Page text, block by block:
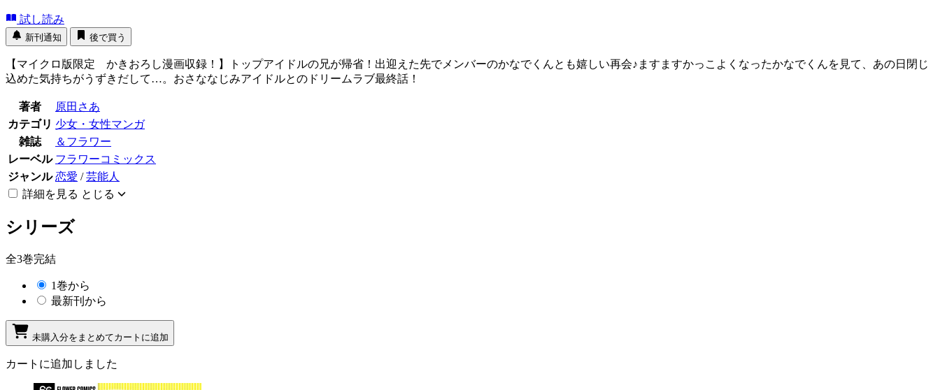
試し読み
新刊通知 後で買う
【マイクロ版限定 かきおろし漫画収録！】トップアイドルの兄が帰省！出迎えた先でメンバーのかなでくんとも嬉しい再会♪ますますかっこよくなったかなでくんを見て、あの日閉じ
込めた気持ちがうずきだして…。おさななじみアイドルとのドリームラブ最終話！
著者
原田さあ
カテゴリ 少女・女性マンガ
雑誌
＆フラワー
レーベル フラワーコミックス
ジャンル 恋愛 /芸能人
詳細を見る とじる
シリーズ
全3巻完結
1巻から
最新刊から
未購入分をまとめてカートに追加
カートに追加しました